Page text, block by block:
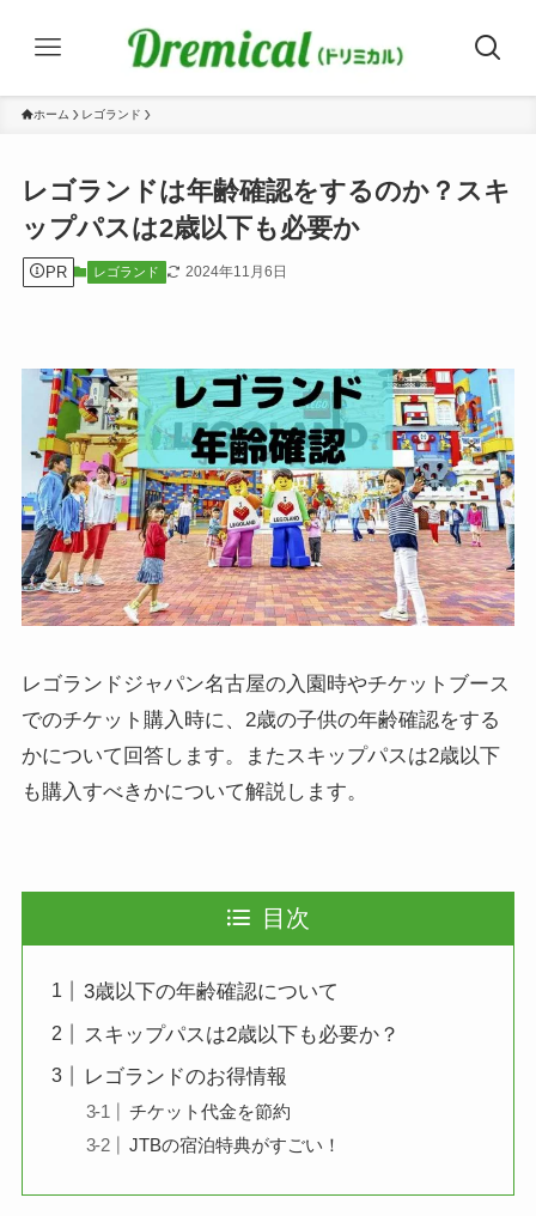
ホーム レゴランド
レゴランドは年齢確認をするのか？スキ
ップパスは2歳以下も必要か
PR レゴランド 2024年11月6日
レゴランドジャパン名古屋の入園時やチケットブース
でのチケット購入時に、2歳の子供の年齢確認をする
かについて回答します。またスキップパスは2歳以下
も購入すべきかについて解説します。
目次
3歳以下の年齢確認について
スキップパスは2歳以下も必要か？
レゴランドのお得情報
チケット代金を節約
JTBの宿泊特典がすごい！